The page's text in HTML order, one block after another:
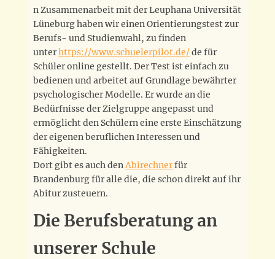
n Zusammenarbeit mit der Leuphana Universität
Lüneburg haben wir einen Orientierungstest zur
Berufs- und Studienwahl, zu finden
unterhttps://www.schuelerpilot.de/de für
Schüler online gestellt. Der Test ist einfach zu
bedienen und arbeitet auf Grundlage bewährter
psychologischer Modelle. Er wurde an die
Bedürfnisse der Zielgruppe angepasst und
ermöglicht den Schülern eine erste Einschätzung
der eigenen beruflichen Interessen und
Fähigkeiten.
Dort gibt es auch denAbirechnerfür
Brandenburg für alle die, die schon direkt auf ihr
Abitur zusteuern.
Die Berufsberatung an
unserer Schule